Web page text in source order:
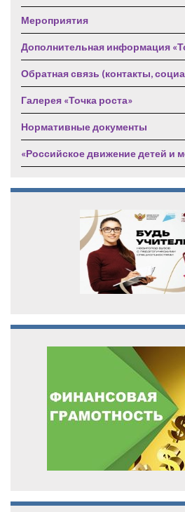
Мероприятия
Дополнительная информация
Обратная связь (контакты,
Галерея «Точка роста»
Нормативные документы
«Российское движение детей и